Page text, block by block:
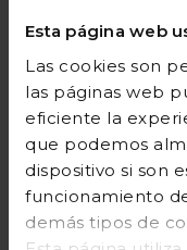
Esta página web
Las cookies son
las páginas web
eficiente la
que podemos
dispositivo si son
funcionamiento
demás tipos de
COMPOSICIÓN
GUÍA DE TALLAS
DEVOLUCIONES